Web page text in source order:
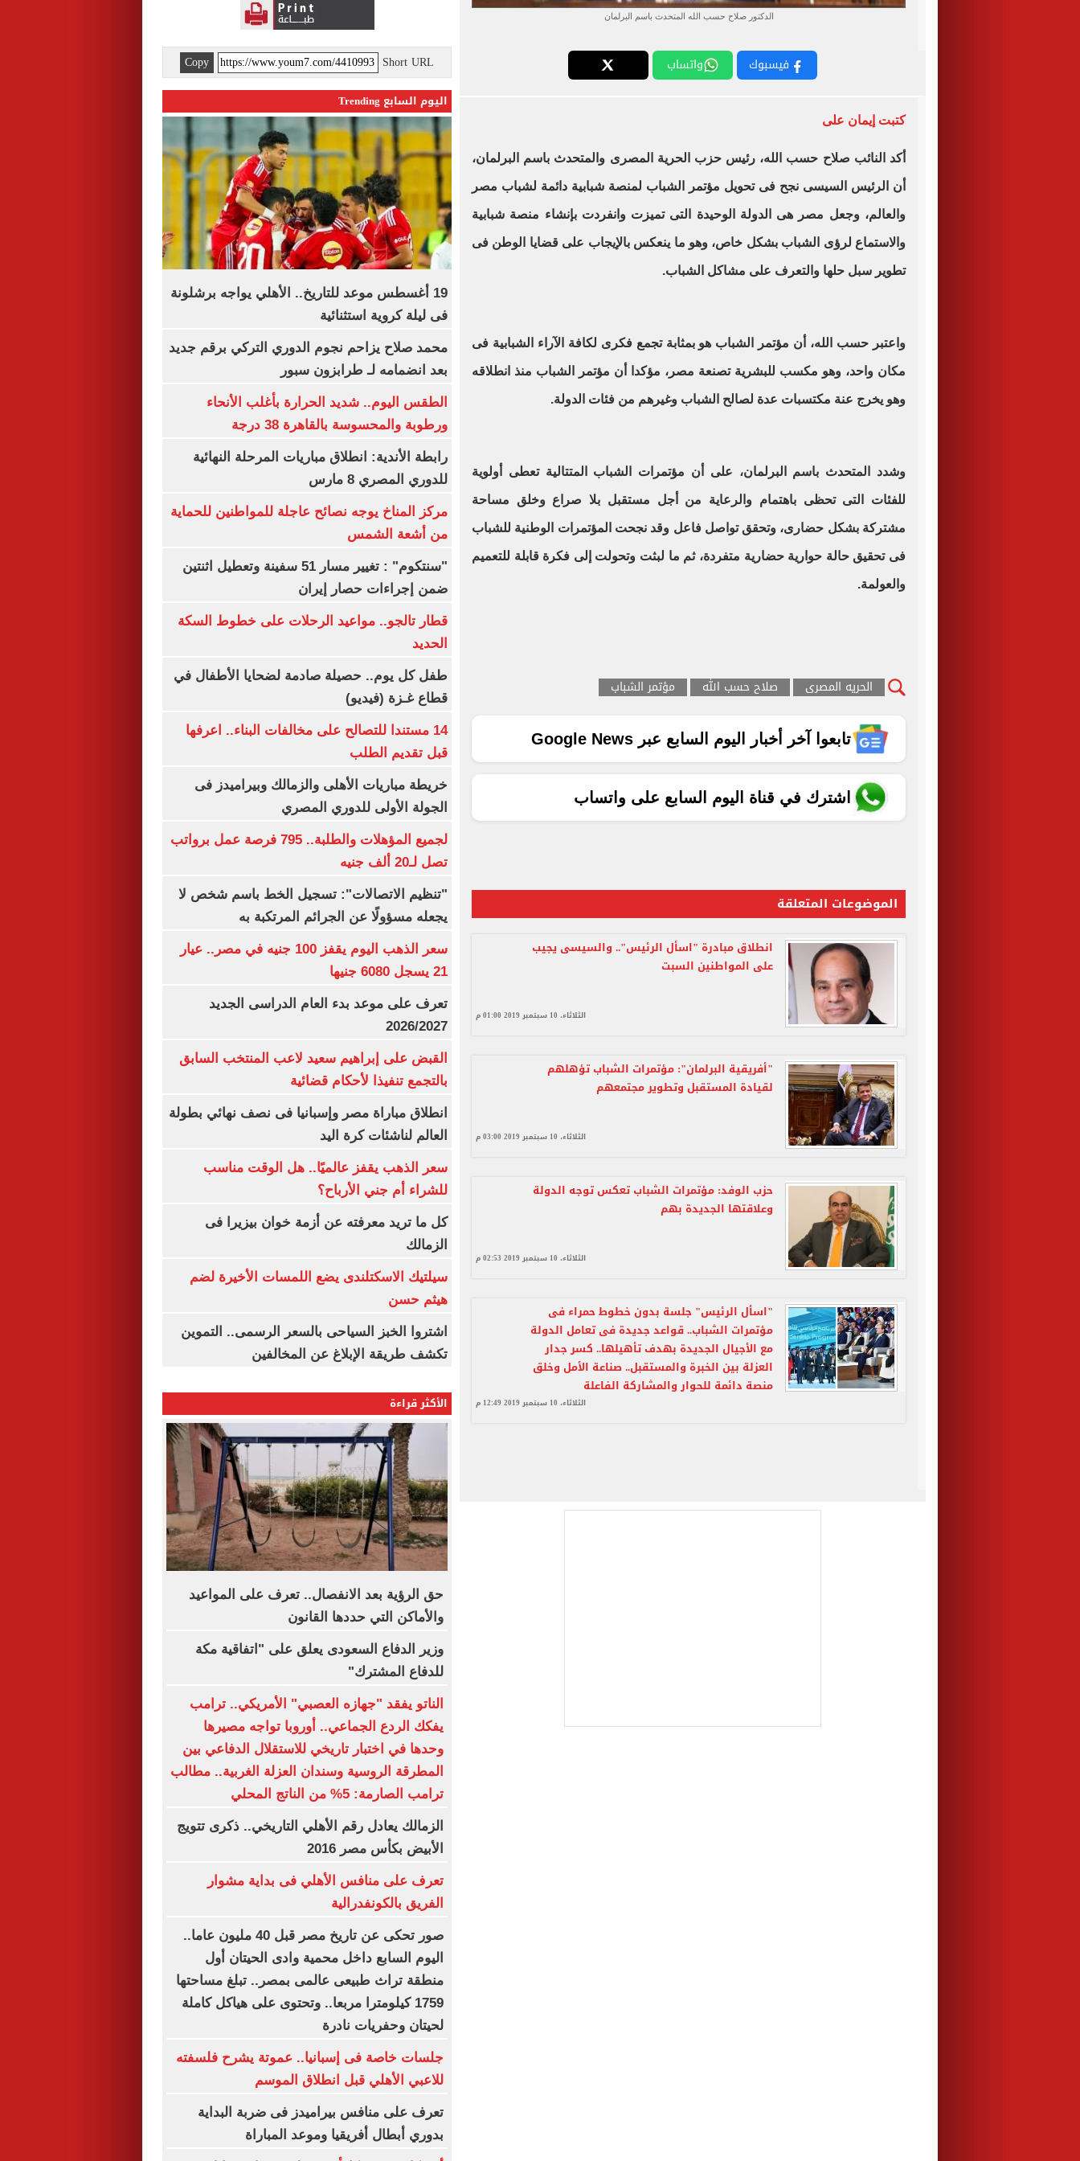
الدكتور صلاح حسب الله المتحدث باسم البرلمان
فيسبوك واتساب
كتبت إيمان على
أكد النائب صلاح حسب الله، رئيس حزب الحرية المصرى والمتحدث باسم البرلمان،
أن الرئيس السيسى نجح فى تحويل مؤتمر الشباب لمنصة شبابية دائمة لشباب مصر
والعالم، وجعل مصر هى الدولة الوحيدة التى تميزت وانفردت بإنشاء منصة شبابية
والاستماع لرؤى الشباب بشكل خاص، وهو ما ينعكس بالإيجاب على قضايا الوطن فى
تطوير سبل حلها والتعرف على مشاكل الشباب.
واعتبر حسب الله، أن مؤتمر الشباب هو بمثابة تجمع فكرى لكافة الآراء الشبابية فى
مكان واحد، وهو مكسب للبشرية تصنعة مصر، مؤكدا أن مؤتمر الشباب منذ انطلاقه
وهو يخرج عنة مكتسبات عدة لصالح الشباب وغيرهم من فئات الدولة.
وشدد المتحدث باسم البرلمان، على أن مؤتمرات الشباب المتتالية تعطى أولوية
للفئات التى تحظى باهتمام والرعاية من أجل مستقبل بلا صراع وخلق مساحة
مشتركة بشكل حضارى، وتحقق تواصل فاعل وقد نجحت المؤتمرات الوطنية للشباب
فى تحقيق حالة حوارية حضارية متفردة، ثم ما لبثت وتحولت إلى فكرة قابلة للتعميم
والعولمة.
الحريه المصرى صلاح حسب الله مؤتمر الشباب
تابعوا آخر أخبار اليوم السابع عبر Google News
اشترك في قناة اليوم السابع على واتساب
الموضوعات المتعلقة
انطلاق مبادرة "اسأل الرئيس".. والسيسى يجيب
على المواطنين السبت
الثلاثاء، 10 سبتمبر 2019 01:00 م
"أفريقية البرلمان": مؤتمرات الشباب تؤهلهم
لقيادة المستقبل وتطوير مجتمعهم
الثلاثاء، 10 سبتمبر 2019 03:00 م
حزب الوفد: مؤتمرات الشباب تعكس توجه الدولة
وعلاقتها الجديدة بهم
الثلاثاء، 10 سبتمبر 2019 02:53 م
"اسأل الرئيس" جلسة بدون خطوط حمراء فى
مؤتمرات الشباب.. قواعد جديدة فى تعامل الدولة
مع الأجيال الجديدة بهدف تأهيلها.. كسر جدار
العزلة بين الخبرة والمستقبل.. صناعة الأمل وخلق
منصة دائمة للحوار والمشاركة الفاعلة
الثلاثاء، 10 سبتمبر 2019 12:49 م
Short URL
Copy
اليوم السابع Trending
19 أغسطس موعد للتاريخ.. الأهلي يواجه برشلونة
فى ليلة كروية استثنائية
محمد صلاح يزاحم نجوم الدوري التركي برقم جديد
بعد انضمامه لـ طرابزون سبور
الطقس اليوم.. شديد الحرارة بأغلب الأنحاء
ورطوبة والمحسوسة بالقاهرة 38 درجة
رابطة الأندية: انطلاق مباريات المرحلة النهائية
للدوري المصري 8 مارس
مركز المناخ يوجه نصائح عاجلة للمواطنين للحماية
من أشعة الشمس
"سنتكوم" : تغيير مسار 51 سفينة وتعطيل اثنتين
ضمن إجراءات حصار إيران
قطار تالجو.. مواعيد الرحلات على خطوط السكة
الحديد
طفل كل يوم.. حصيلة صادمة لضحايا الأطفال في
قطاع غـزة (فيديو)
14 مستندا للتصالح على مخالفات البناء.. اعرفها
قبل تقديم الطلب
خريطة مباريات الأهلى والزمالك وبيراميدز فى
الجولة الأولى للدوري المصري
لجميع المؤهلات والطلبة.. 795 فرصة عمل برواتب
تصل لـ20 ألف جنيه
"تنظيم الاتصالات": تسجيل الخط باسم شخص لا
يجعله مسؤولًا عن الجرائم المرتكبة به
سعر الذهب اليوم يقفز 100 جنيه في مصر.. عيار
21 يسجل 6080 جنيها
تعرف على موعد بدء العام الدراسى الجديد
2026/2027
القبض على إبراهيم سعيد لاعب المنتخب السابق
بالتجمع تنفيذا لأحكام قضائية
انطلاق مباراة مصر وإسبانيا فى نصف نهائي بطولة
العالم لناشئات كرة اليد
سعر الذهب يقفز عالميًا.. هل الوقت مناسب
للشراء أم جني الأرباح؟
كل ما تريد معرفته عن أزمة خوان بيزيرا فى
الزمالك
سيلتيك الاسكتلندى يضع اللمسات الأخيرة لضم
هيثم حسن
اشتروا الخبز السياحى بالسعر الرسمى.. التموين
تكشف طريقة الإبلاغ عن المخالفين
الأكثر قراءة
حق الرؤية بعد الانفصال.. تعرف على المواعيد
والأماكن التي حددها القانون
وزير الدفاع السعودى يعلق على "اتفاقية مكة
للدفاع المشترك"
الناتو يفقد "جهازه العصبي" الأمريكي.. ترامب
يفكك الردع الجماعي.. أوروبا تواجه مصيرها
وحدها في اختبار تاريخي للاستقلال الدفاعي بين
المطرقة الروسية وسندان العزلة الغربية.. مطالب
ترامب الصارمة: 5% من الناتج المحلي
الزمالك يعادل رقم الأهلي التاريخي.. ذكرى تتويج
الأبيض بكأس مصر 2016
تعرف على منافس الأهلي فى بداية مشوار
الفريق بالكونفدرالية
صور تحكى عن تاريخ مصر قبل 40 مليون عاما..
اليوم السابع داخل محمية وادى الحيتان أول
منطقة تراث طبيعى عالمى بمصر.. تبلغ مساحتها
1759 كيلومترا مربعا.. وتحتوى على هياكل كاملة
لحيتان وحفريات نادرة
جلسات خاصة فى إسبانيا.. عموتة يشرح فلسفته
للاعبي الأهلي قبل انطلاق الموسم
تعرف على منافس بيراميدز فى ضربة البداية
بدوري أبطال أفريقيا وموعد المباراة